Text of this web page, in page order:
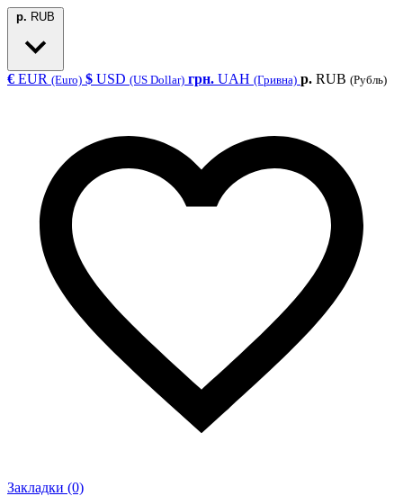
р. RUB
€ EUR (Euro) $ USD (US Dollar) грн. UAH (Гривна) р. RUB (Рубль)
Закладки (0)